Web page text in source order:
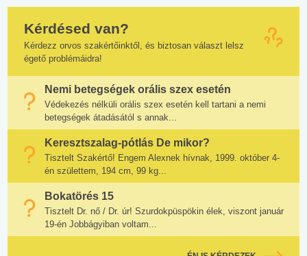
Kérdésed van?
Kérdezz orvos szakértőinktől, és biztosan választ lelsz
égető problémáidra!
Nemi betegségek orális szex esetén
Védekezés nélküli orális szex esetén kell tartani a nemi
betegségek átadásától s annak...
Keresztszalag-pótlás De mikor?
Tisztelt Szakértő! Engem Alexnek hívnak, 1999. október 4-
én születtem, 194 cm, 99 kg...
Bokatörés 15
Tisztelt Dr. nő / Dr. úr! Szurdokpüspökin élek, viszont január
19-én Jobbágyiban voltam...